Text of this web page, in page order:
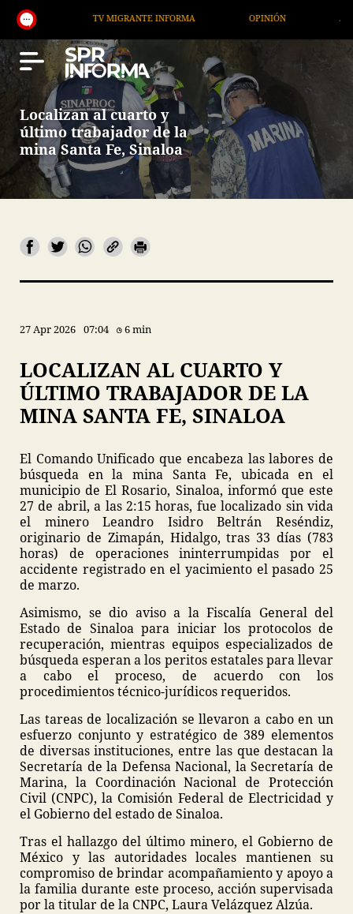
TV MIGRANTE INFORMA ARTÍCULOS
Localizan al cuarto y
último trabajador de la
mina Santa Fe, Sinaloa
27 Apr 2026 07:04 6 min
LOCALIZAN AL CUARTO Y
ÚLTIMO TRABAJADOR DE LA
MINA SANTA FE, SINALOA
El Comando Unificado que encabeza las labores de
búsqueda en la mina Santa Fe, ubicada en el
municipio de El Rosario, Sinaloa, informó que este
27 de abril, a las 2:15 horas, fue localizado sin vida
el minero Leandro Isidro Beltrán Reséndiz,
originario de Zimapán, Hidalgo, tras 33 días (783
horas) de operaciones ininterrumpidas por el
accidente registrado en el yacimiento el pasado 25
de marzo.
Asimismo, se dio aviso a la Fiscalía General del
Estado de Sinaloa para iniciar los protocolos de
recuperación, mientras equipos especializados de
búsqueda esperan a los peritos estatales para llevar
a cabo el proceso, de acuerdo con los
procedimientos técnico-jurídicos requeridos.
Las tareas de localización se llevaron a cabo en un
esfuerzo conjunto y estratégico de 389 elementos
de diversas instituciones, entre las que destacan la
Secretaría de la Defensa Nacional, la Secretaría de
Marina, la Coordinación Nacional de Protección
Civil (CNPC), la Comisión Federal de Electricidad y
el Gobierno del estado de Sinaloa.
Tras el hallazgo del último minero, el Gobierno de
México y las autoridades locales mantienen su
compromiso de brindar acompañamiento y apoyo a
la familia durante este proceso, acción supervisada
por la titular de la CNPC, Laura Velázquez Alzúa.